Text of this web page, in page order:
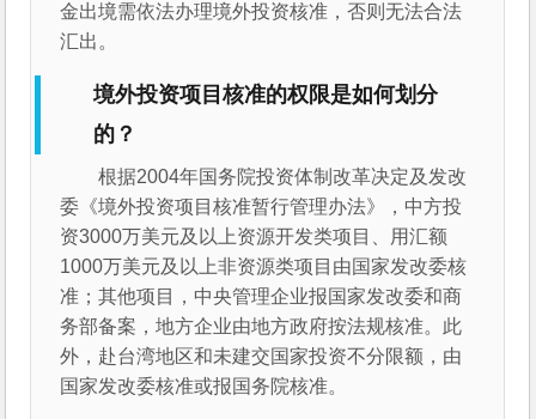
金出境需依法办理境外投资核准，否则无法合法
汇出。
境外投资项目核准的权限是如何划分
的？
根据2004年国务院投资体制改革决定及发改
委《境外投资项目核准暂行管理办法》，中方投
资3000万美元及以上资源开发类项目、用汇额
1000万美元及以上非资源类项目由国家发改委核
准；其他项目，中央管理企业报国家发改委和商
务部备案，地方企业由地方政府按法规核准。此
外，赴台湾地区和未建交国家投资不分限额，由
国家发改委核准或报国务院核准。